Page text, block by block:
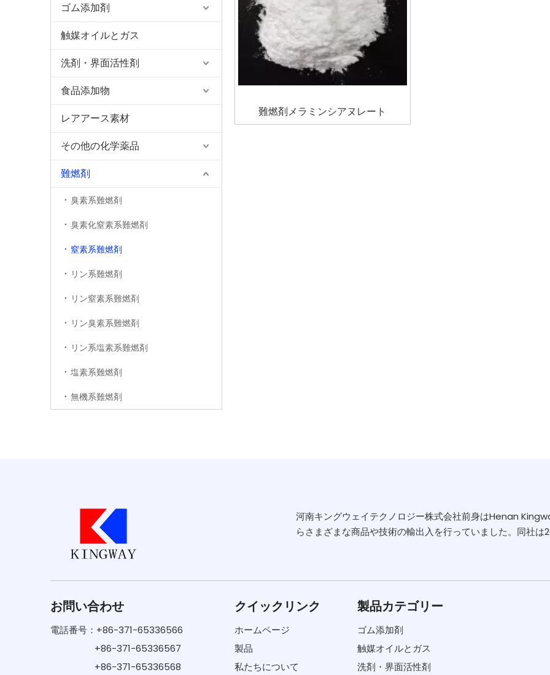
ゴム添加剤
触媒オイルとガス
洗剤・界面活性剤
食品添加物
レアアース素材
その他の化学薬品
難燃剤
臭素系難燃剤
臭素化窒素系難燃剤
窒素系難燃剤
リン系難燃剤
リン窒素系難燃剤
リン臭素系難燃剤
リン系塩素系難燃剤
塩素系難燃剤
無機系難燃剤
難燃剤メラミンシアヌレート
河南キングウェイテクノロジー株式会社前身はHenan
らさまざまな商品や技術の輸出入を行っていました。同社は
お問い合わせ
電話番号：+86-371-65336566
+86-371-65336567
+86-371-65336568
クイックリンク
ホームページ
製品
私たちについて
製品カテゴリー
ゴム添加剤
触媒オイルとガス
洗剤・界面活性剤